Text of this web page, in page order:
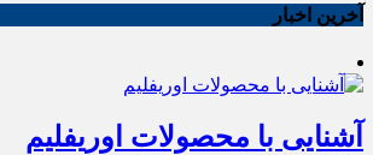
آخرین اخبار
آشنایی با محصولات اوریفلیم